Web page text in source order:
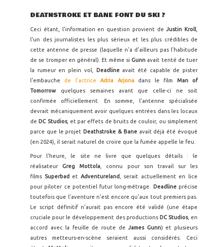
DEATHSTROKE ET BANE FONT DU SKI ?
Ceci étant, l'information en question provient deJustin Kroll
l'un des journalistes les plus sérieux et les plus crédibles de
cette antenne de presse (laquelle n'a d'ailleurs pas l'habitude
de se tromper en général). Et même si Gunn avait tenté de tuer
la rumeur en plein vol,
Deadlineavait été capable de pister
l'embauche de l'actriceAdria Arjonadans le film Man of
Tomorrow quelques semaines avant que celle-ci ne soit
confirmée officiellement. En somme, l'antenne spécialisée
devrait mécaniquement avoir quelques entrées dans les locaux
de DC Studios, et par effets de bruits de couloir, ou simplement
parce que le projet Deathstroke & Baneavait déjà été évoqué
(en 2024), il serait naturel de croire que la fumée appelle le feu.
Pour l'heure, le site ne livre que quelques détails : le
réalisateur Greg Mottola , connu pour son travail sur les
films Superbad et Adventureland
, serait actuellement en lice
pour piloter ce potentiel futur long-métrage.
Deadlineprécise
toutefois que l'aventure n'est encore qu'aux tout premiers pas.
Le script définitif n'aurait pas encore été validé (une étape
cruciale pour le développement des productions DC Studios, en
accord avec la feuille de route deJames Gunn) et plusieurs
autres metteurs-en-scène seraient aussi considérés. Ceci